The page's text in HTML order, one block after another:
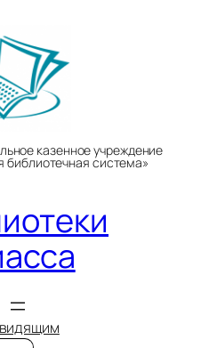
казенное учреждение
библиотечная система»